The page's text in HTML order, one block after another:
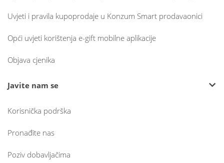
Uvjeti i pravila kupoprodaje u Konzum Smart prodavaonici
Opći uvjeti korištenja e-gift mobilne aplikacije
Objava cjenika
Javite nam se
Korisnička podrška
Pronađite nas
Poziv dobavljačima